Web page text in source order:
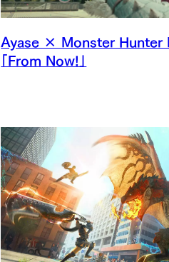
Ayase × Monster Hunter
「From Now!」